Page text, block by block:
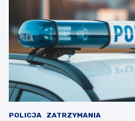
POLICJA ZATRZYMANIA